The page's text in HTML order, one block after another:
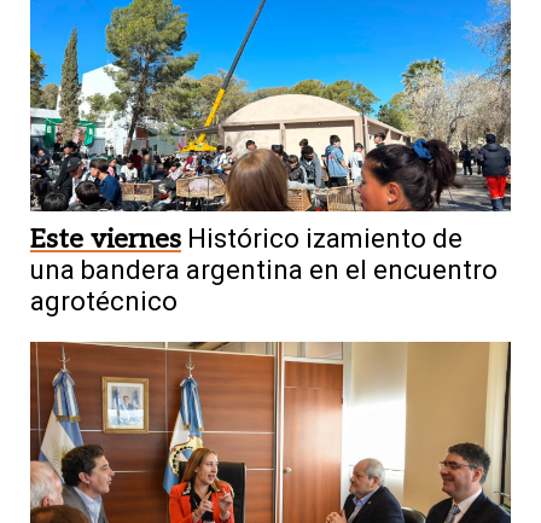
Este viernes Histórico izamiento de
una bandera argentina en el encuentro
agrotécnico